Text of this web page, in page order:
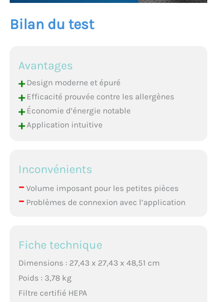
Bilan du test
Avantages
+Design moderne et épuré
+Efficacité prouvée contre les allergènes
+Économie d’énergie notable
+Application intuitive
Inconvénients
–Volume imposant pour les petites pièces
–Problèmes de connexion avec l’application
Fiche technique
Dimensions : 27,43 x 27,43 x 48,51 cm
Poids : 3,78 kg
Filtre certifié HEPA